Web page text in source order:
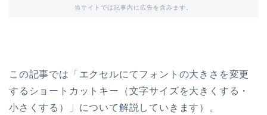
当サイトでは記事内に広告を含みます。
この記事では「エクセルにてフォントの大きさを変更
するショートカットキー（文字サイズを大きくする・
小さくする）」について解説していきます）。